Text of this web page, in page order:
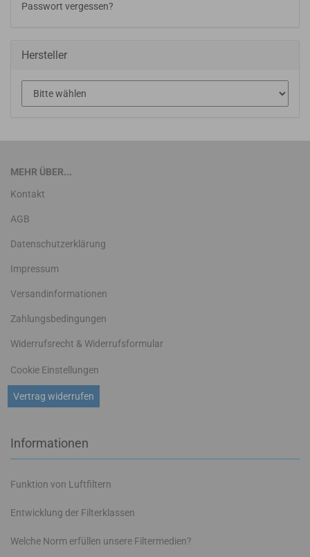
Passwort vergessen?
Hersteller
MEHR ÜBER...
Kontakt
AGB
Datenschutzerklärung
Impressum
Versandinformationen
Zahlungsbedingungen
Widerrufsrecht & Widerrufsformular
Vertrag widerrufen
Cookie Einstellungen
Informationen
Funktion von Luftfiltern
Entwicklung der Filterklassen
Welche Norm erfüllen unsere Filtermedien?